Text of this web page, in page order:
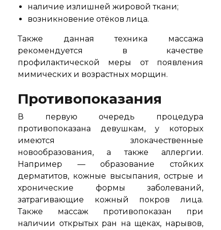
наличие излишней жировой ткани;
возникновение отёков лица.
Также данная техника массажа
рекомендуется в качестве
профилактической меры от появления
мимических и возрастных морщин.
Противопоказания
В первую очередь процедура
противопоказана девушкам, у которых
имеются злокачественные
новообразования, а также аллергии.
Например — образование стойких
дерматитов, кожные высыпания, острые и
хронические формы заболеваний,
затрагивающие кожный покров лица.
Также массаж противопоказан при
наличии открытых ран на щеках, нарывов,